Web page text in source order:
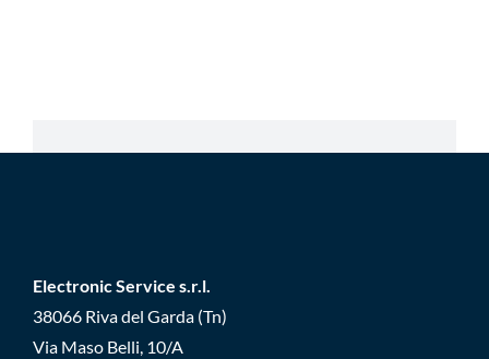
Electronic Service s.r.l.
38066 Riva del Garda (Tn)
Via Maso Belli, 10/A